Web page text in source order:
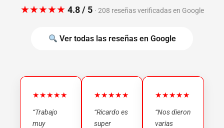
★★★★★ 4.8 / 5 · 208 reseñas verificadas en Google
Ver todas las reseñas en Google
★★★★★
“Trabajo
muy
★★★★★
“Ricardo es
super
★★★★★
“Nos dieron
varias